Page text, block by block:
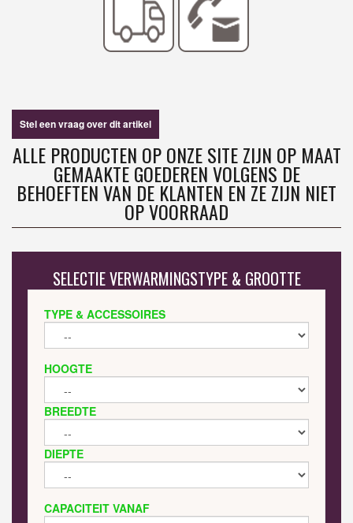
Stel een vraag over dit artikel
ALLE PRODUCTEN OP ONZE SITE ZIJN OP MAAT
GEMAAKTE GOEDEREN VOLGENS DE
BEHOEFTEN VAN DE KLANTEN EN ZE ZIJN NIET
OP VOORRAAD
SELECTIE VERWARMINGSTYPE & GROOTTE
TYPE & ACCESSOIRES
HOOGTE
BREEDTE
DIEPTE
CAPACITEIT VANAF